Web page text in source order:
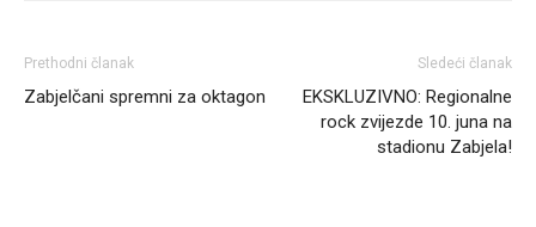
Prethodni članak
Zabjelčani spremni za oktagon
Sledeći članak
EKSKLUZIVNO: Regionalne
rock zvijezde 10. juna na
stadionu Zabjela!